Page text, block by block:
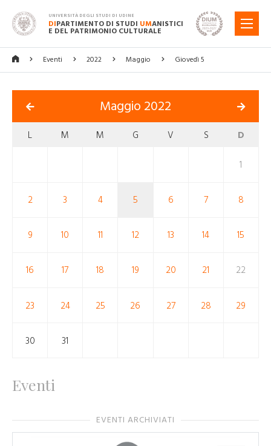
UNIVERSITÀ DEGLI STUDI DI UDINE
DIPARTIMENTO DI STUDI UMANISTICI
E DEL PATRIMONIO CULTURALE
MENU
Eventi 2022 Maggio Giovedì 5
Maggio 2022
L M M G V S D
1
2 3 4 5 6 7 8
9 10 11 12 13 14 15
16 17 18 19 20 21 22
23 24 25 26 27 28 29
30 31
Eventi
EVENTI ARCHIVIATI